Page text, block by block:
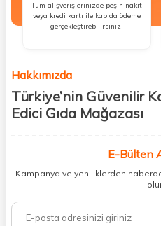
Tüm alışverişlerinizde peşin nakit
veya kredi kartı ile kapıda ödeme
gerçekleştirebilirsiniz.
Hakkımızda
Türkiye’nin Güvenilir
Edici Gıda Mağazası
kişisel bakım hem de takviye edici
buluşturuyoruz. Artık mağaza
ihtiyacınız olan her şeyi tek bir çatı
%100 orijinal kozmetik ve sağlık
E-Bülten
Kampanya ve yeniliklerden